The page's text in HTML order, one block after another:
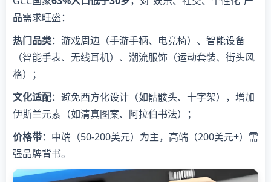
品需求旺盛：
热门品类：游戏周边（手游手柄、电竞椅）、智能设备
（智能手表、无线耳机）、潮流服饰（运动套装、街头风
格）；
文化适配：避免西方化设计（如骷髅头、十字架），增加
伊斯兰元素（如清真图案、阿拉伯书法）；
价格带：中端（50-200美元）为主，高端（200美元+）需
强品牌背书。